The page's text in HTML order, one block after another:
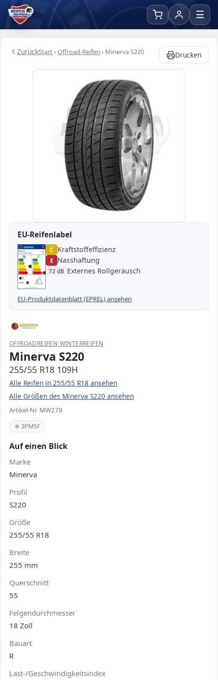
☰
ZurückStart›Offroad-Reifen › Minerva S220 Drucken
EU-Reifenlabel
ENERG 1000000
Minerva MW278
255/55 R18 109H C1
A
B
C
C
D
E
A
B
C
D
E
E
72 dB B
Verordnung (EU) 2020/740
C Kraftstoffeffizienz
E Nasshaftung
72 dB Externes Rollgeräusch
EU-Produktdatenblatt (EPREL) ansehen
OFFROADREIFEN-WINTERREIFEN
Minerva S220
255/55 R18 109H
Alle Reifen in 255/55 R18 ansehen
Alle Größen des Minerva S220 ansehen
Artikel-Nr. MW278
❄ 3PMSF
Auf einen Blick
Marke
Minerva
Profil
S220
Größe
255/55 R18
Breite
255 mm
Querschnitt
55
Felgendurchmesser
18 Zoll
Bauart
R
Last-/Geschwindigkeitsindex